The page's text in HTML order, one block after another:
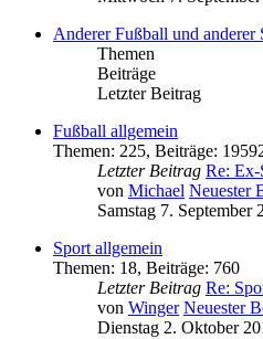
Anderer Fußball und anderer
Themen
Beiträge
Letzter Beitrag
Fußball allgemein
Themen: 225, Beiträge:
Letzter Beitrag Re: Ex-
von Michael Neuester
Samstag 7. September
Sport allgemein
Themen: 18, Beiträge: 760
Letzter Beitrag Re:
von Winger Neuester
Dienstag 2. Oktober